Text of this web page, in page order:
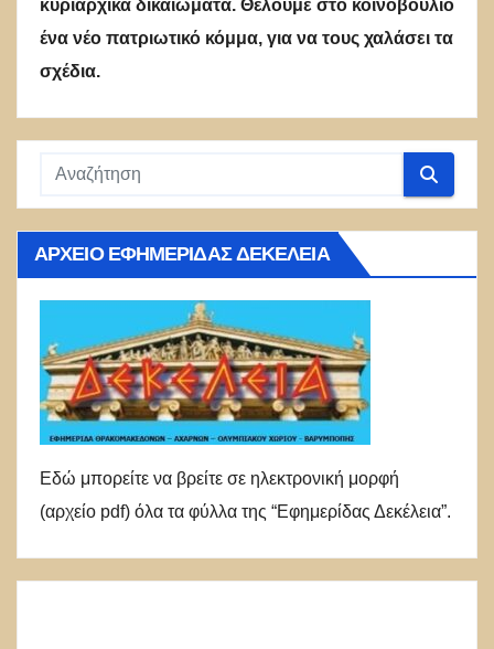
κυριαρχικά δικαιώματα. Θέλουμε στο κοινοβούλιο
ένα νέο πατριωτικό κόμμα, για να τους χαλάσει τα
σχέδια.
ΑΡΧΕΊΟ ΕΦΗΜΕΡΊΔΑΣ ΔΕΚΈΛΕΙΑ
Εδώ μπορείτε να βρείτε σε ηλεκτρονική μορφή
(αρχείο pdf) όλα τα φύλλα της “Εφημερίδας Δεκέλεια”.